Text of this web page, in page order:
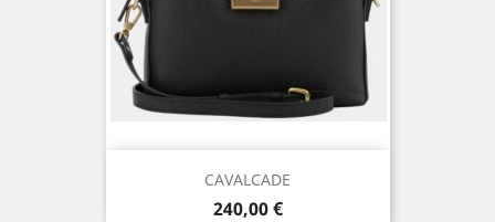
CAVALCADE
Prix
240,00 €